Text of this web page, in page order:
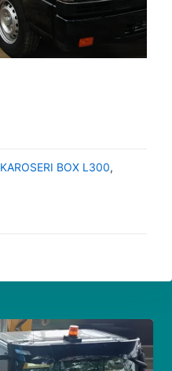
KAROSERI BOX L300,